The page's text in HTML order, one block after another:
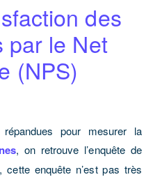
des
par le Net
(NPS)
pour mesurer la
, on retrouve l’enquête de
cetteenquête n’est pas très